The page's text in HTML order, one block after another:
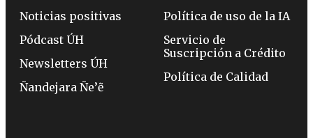
Noticias positivas
Pódcast ÚH
Newsletters ÚH
Ñandejara Ñe’ẽ
Política de uso de la IA
Servicio de
Suscripción a Crédito
Política de Calidad